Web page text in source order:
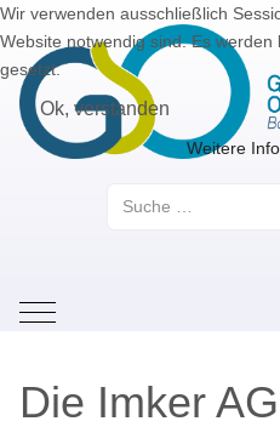
Mobile Menu Toggle
Die Imker
Wir verwenden ausschließlich
Website notwendig sind. Es
gesetzt.
Ok, verstanden
Weitere